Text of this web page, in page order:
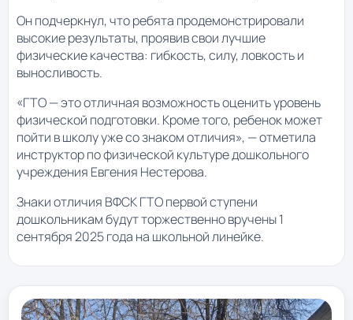
Он подчеркнул, что ребята продемонстрировали
высокие результаты, проявив свои лучшие
физические качества: гибкость, силу, ловкость и
выносливость.
«ГТО — это отличная возможность оценить уровень
физической подготовки. Кроме того, ребенок может
пойти в школу уже со знаком отличия», — отметила
инструктор по физической культуре дошкольного
учреждения Евгения Нестерова.
Знаки отличия ВФСК ГТО первой ступени
дошкольникам будут торжественно вручены 1
сентября 2025 года на школьной линейке.